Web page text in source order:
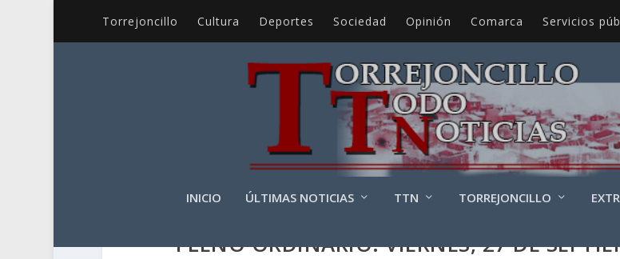
Torrejoncillo Cultura Deportes Sociedad Opinión Comarca Servicios
INICIO ÚLTIMAS NOTICIAS TTN TORREJONCILLO
PLENO ORDINARIO. VIERNES, 27 DE